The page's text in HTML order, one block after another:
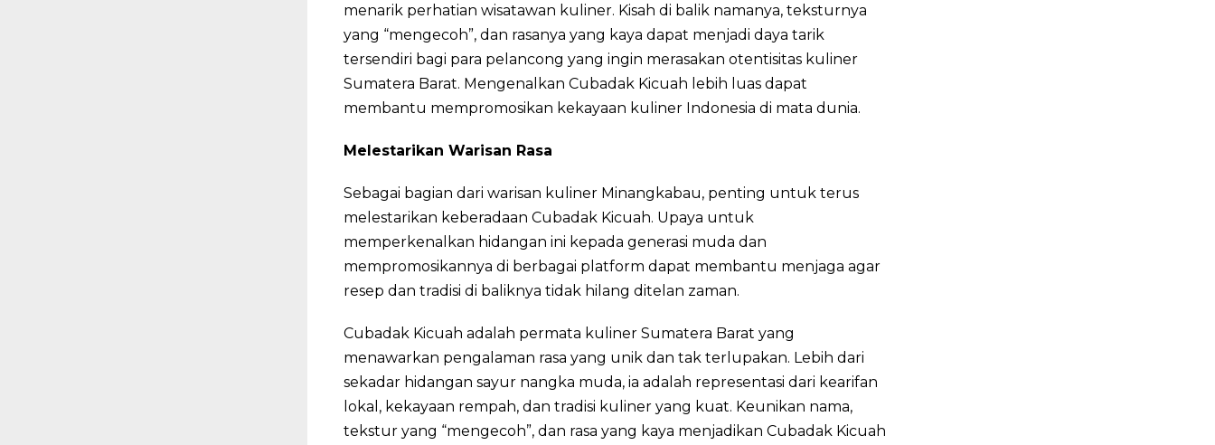
menarik perhatian wisatawan kuliner. Kisah di balik namanya, teksturnya
yang “mengecoh”, dan rasanya yang kaya dapat menjadi daya tarik
tersendiri bagi para pelancong yang ingin merasakan otentisitas kuliner
Sumatera Barat. Mengenalkan Cubadak Kicuah lebih luas dapat
membantu mempromosikan kekayaan kuliner Indonesia di mata dunia.
Melestarikan Warisan Rasa
Sebagai bagian dari warisan kuliner Minangkabau, penting untuk terus
melestarikan keberadaan Cubadak Kicuah. Upaya untuk
memperkenalkan hidangan ini kepada generasi muda dan
mempromosikannya di berbagai platform dapat membantu menjaga agar
resep dan tradisi di baliknya tidak hilang ditelan zaman.
Cubadak Kicuah adalah permata kuliner Sumatera Barat yang
menawarkan pengalaman rasa yang unik dan tak terlupakan. Lebih dari
sekadar hidangan sayur nangka muda, ia adalah representasi dari kearifan
lokal, kekayaan rempah, dan tradisi kuliner yang kuat. Keunikan nama,
tekstur yang “mengecoh”, dan rasa yang kaya menjadikan Cubadak Kicuah